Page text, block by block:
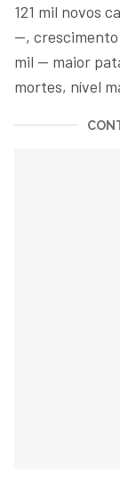
121 mil novos
—, crescimento
mil — maior
mortes, nível